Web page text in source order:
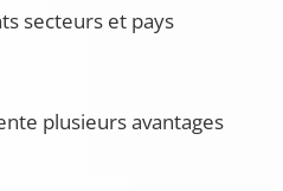
secteurs et pays
plusieurs avantages